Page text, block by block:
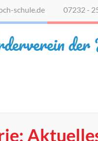
schule.de 07232 -
der